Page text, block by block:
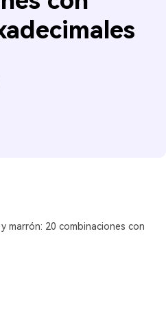
marrón: 20 combinaciones con